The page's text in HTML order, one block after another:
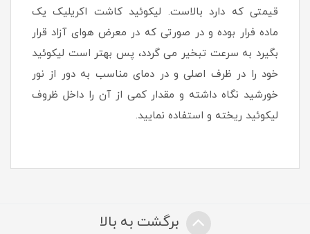
قیمتی که دارد بالاست. لیکوئید کاشت اکریلیک یک
ماده فرار بوده و در صورتی که در معرض هوای آزاد قرار
بگیرد به سرعت تبخیر می گردد، پس بهتر است لیکوئید
خود را در ظرف اصلی و در دمای مناسب به دور از نور
خورشید نگاه داشته و مقدار کمی از آن را داخل ظروف
لیکوئید ریخته و استفاده نمایید.
برگشت به بالا